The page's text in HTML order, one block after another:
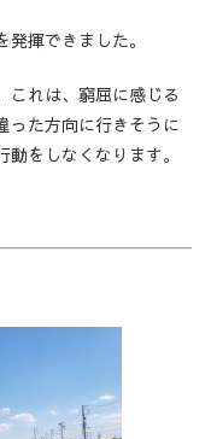
揮できました。
これは、窮屈に感じる
った方向に行きそうに
をしなくなります。